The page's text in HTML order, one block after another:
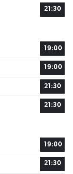
21:30
19:00
19:00
21:30
21:30
19:00
21:30